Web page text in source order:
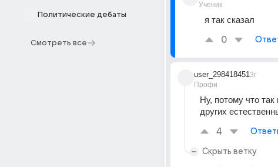
Политические дебаты
Смотреть все
Ученик
я так сказал
0
user_298418451
Профи
3г
Ну, потому что
других
4
Скрыть ветку